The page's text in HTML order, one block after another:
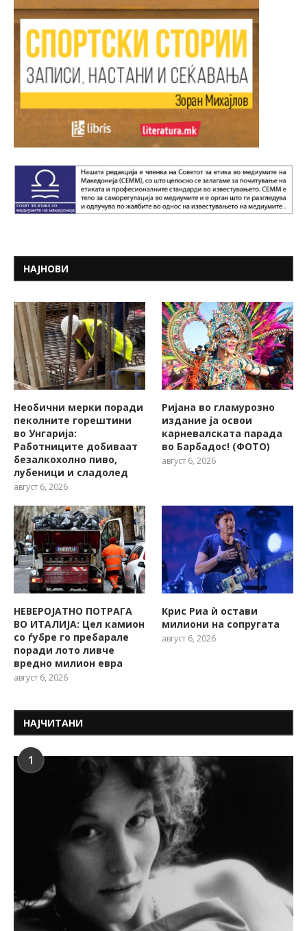
НАЈНОВИ
Необични мерки поради
пеколните горештини
во Унгарија:
Работниците добиваат
безалкохолно пиво,
лубеници и сладолед
август 6, 2026
Ријана во гламурозно
издание ја освои
карневалската парада
во Барбадос! (ФОТО)
август 6, 2026
НЕВЕРОЈАТНО ПОТРАГА
ВО ИТАЛИЈА: Цел камион
со ѓубре го пребарале
поради лото ливче
вредно милион евра
август 6, 2026
Крис Риа ѝ остави
милиони на сопругата
август 6, 2026
НАЈЧИТАНИ
1